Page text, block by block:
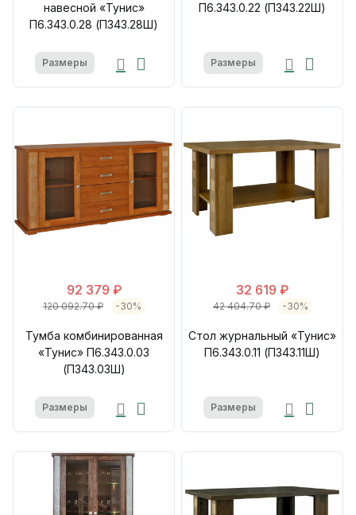
навесной «Тунис»
П6.343.0.28 (П343.28Ш)
Размеры
П6.343.0.22 (П343.22Ш)
Размеры
92 379 ₽
120 092.70 ₽ -30%
Тумба комбинированная
«Тунис» П6.343.0.03
(П343.03Ш)
Размеры
32 619 ₽
42 404.70 ₽ -30%
Стол журнальный «Тунис»
П6.343.0.11 (П343.11Ш)
Размеры